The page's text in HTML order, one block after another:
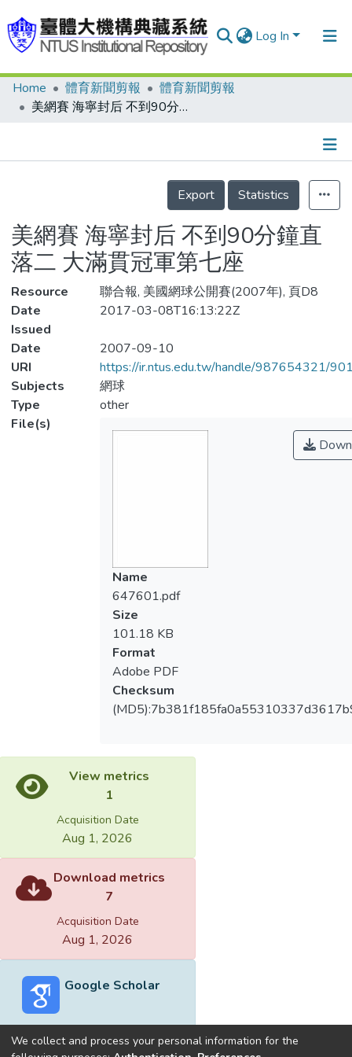
Log In
Communities & Collections
Statistics
Home 體育新聞剪報
體育新聞剪報
美網賽 海寧封后 不到90分鐘直落二 大滿貫冠軍第七座
Details
Export
Statistics
美網賽 海寧封后 不到90分鐘直
落二 大滿貫冠軍第七座
Resource
聯合報, 美國網球公開賽(2007年), 頁D8
Date
Issued
2017-03-08T16:13:22Z
Date
2007-09-10
URI
https://ir.ntus.edu.tw/handle/987654321/
Subjects
網球
Type
other
File(s)
Name
647601.pdf
Size
101.18 KB
Format
Adobe PDF
Checksum
View metrics
1
Acquisition Date
Aug 1, 2026
Download metrics
7
Acquisition Date
Aug 1, 2026
Google Scholar
We collect and process your personal information for the